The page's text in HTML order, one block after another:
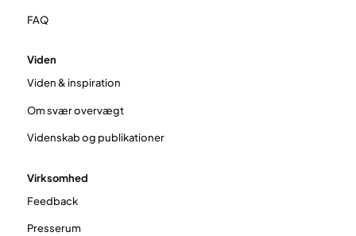
FAQ
Viden
Viden & inspiration
Om svær overvægt
Videnskab og publikationer
Virksomhed
Feedback
Presserum